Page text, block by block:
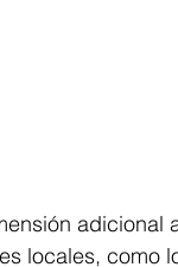
adicional
locales, como